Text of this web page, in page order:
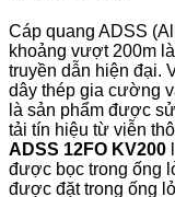
Cáp quang ADSS
khoảng vượt 200m
truyền dẫn hiện đại.
dây thép gia cường
là sản phẩm được
tải tín hiệu từ viễn
ADSS 12FO KV200
được bọc trong ống
được đặt trong ống